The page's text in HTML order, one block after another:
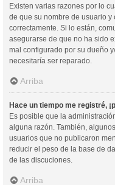
Existen varias razones por lo
de que su nombre de usuario
correctamente. Si lo están,
asegurarse de que no ha sido
mal configurado por su dueño
necesitaría ser reparado.
Arriba
Hace un tiempo me registré,
Es posible que la
alguna razón. También,
usuarios que no publicaron
reducir el peso de la base de
de las discuciones.
Arriba